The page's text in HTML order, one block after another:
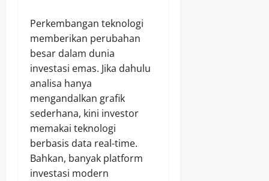
Perkembangan teknologi
memberikan perubahan
besar dalam dunia
investasi emas. Jika dahulu
analisa hanya
mengandalkan grafik
sederhana, kini investor
memakai teknologi
berbasis data real-time.
Bahkan, banyak platform
investasi modern